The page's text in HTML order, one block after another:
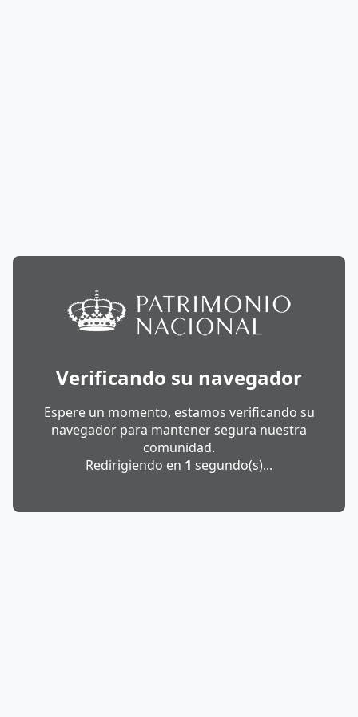
Verificando su navegador
Espere un momento, estamos verificando su
navegador para mantener segura nuestra
comunidad.
Redirigiendo en 1 segundo(s)...